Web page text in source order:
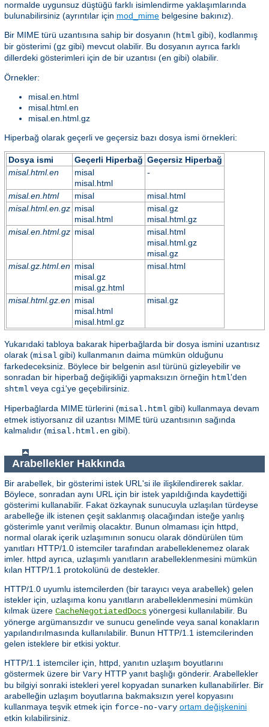
normalde uygunsuz düştüğü farklı isimlendirme yaklaşımlarında
bulunabilirsiniz (ayrıntılar için mod_mime belgesine bakınız).
Bir MIME türü uzantısına sahip bir dosyanın (html gibi), kodlanmış
bir gösterimi (gz gibi) mevcut olabilir. Bu dosyanın ayrıca farklı
dillerdeki gösterimleri için de bir uzantısı (en gibi) olabilir.
Örnekler:
misal.en.html
misal.html.en
misal.en.html.gz
Hiperbağ olarak geçerli ve geçersiz bazı dosya ismi örnekleri:
Dosya ismi Geçerli Hiperbağ Geçersiz Hiperbağ
misal.html.en
misal
misal.html
-
misal.en.html misal
misal.html
misal.html.en.gz misal
misal.html
misal.gz
misal.html.gz
misal.en.html.gz misal
misal.html
misal.html.gz
misal.gz
misal.gz.html.en misal
misal.gz
misal.gz.html
misal.html
misal.html.gz.en misal
misal.html
misal.html.gz
misal.gz
Yukarıdaki tabloya bakarak hiperbağlarda bir dosya ismini uzantısız
olarak (misal gibi) kullanmanın daima mümkün olduğunu
farkedeceksiniz. Böylece bir belgenin asıl türünü gizleyebilir ve
sonradan bir hiperbağ değişikliği yapmaksızın örneğin html'den
shtml veya cgi'ye geçebilirsiniz.
Hiperbağlarda MIME türlerini (misal.html gibi) kullanmaya devam
etmek istiyorsanız dil uzantısı MIME türü uzantısının sağında
kalmalıdır (misal.html.en gibi).
Arabellekler Hakkında
Bir arabellek, bir gösterimi istek URL'si ile ilişkilendirerek saklar.
Böylece, sonradan aynı URL için bir istek yapıldığında kaydettiği
gösterimi kullanabilir. Fakat özkaynak sunucuyla uzlaşılan türdeyse
arabelleğe ilk istenen çeşit saklanmış olacağından isteğe yanlış
gösterimle yanıt verilmiş olacaktır. Bunun olmaması için httpd,
normal olarak içerik uzlaşımının sonucu olarak döndürülen tüm
yanıtları HTTP/1.0 istemciler tarafından arabelleklenemez olarak
imler. httpd ayrıca, uzlaşımlı yanıtların arabelleklenmesini mümkün
kılan HTTP/1.1 protokolünü de destekler.
HTTP/1.0 uyumlu istemcilerden (bir tarayıcı veya arabellek) gelen
istekler için, uzlaşıma konu yanıtların arabelleklenmesini mümkün
kılmak üzere CacheNegotiatedDocs yönergesi kullanılabilir. Bu
yönerge argümansızdır ve sunucu genelinde veya sanal konakların
yapılandırılmasında kullanılabilir. Bunun HTTP/1.1 istemcilerinden
gelen isteklere bir etkisi yoktur.
HTTP/1.1 istemciler için, httpd, yanıtın uzlaşım boyutlarını
göstermek üzere bir Vary HTTP yanıt başlığı gönderir. Arabellekler
bu bilgiyi sonraki istekleri yerel kopyadan sunarken kullanabilirler. Bir
arabelleğin uzlaşım boyutlarına bakmaksızın yerel kopyasını
kullanmaya teşvik etmek için force-no-vary ortam değişkenini
etkin kılabilirsiniz.